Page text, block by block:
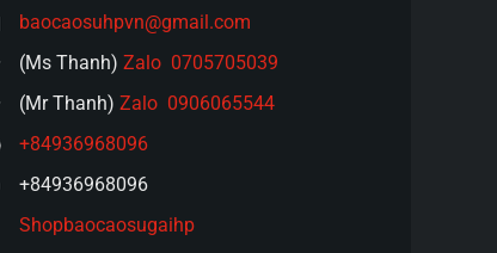
baocaosuhpvn@gmail.com
(Ms Thanh) Zalo 0705705039
(Mr Thanh) Zalo 0906065544
+84936968096
+84936968096
Shopbaocaosugaihp